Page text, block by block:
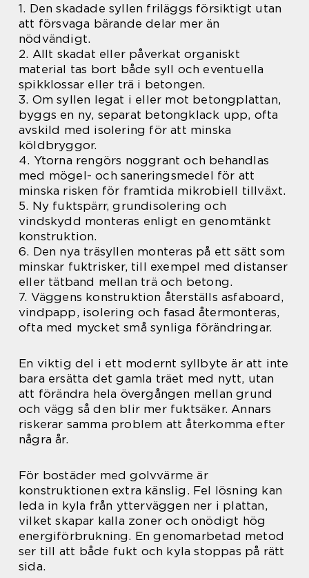
1. Den skadade syllen friläggs försiktigt utan
att försvaga bärande delar mer än
nödvändigt.
2. Allt skadat eller påverkat organiskt
material tas bort både syll och eventuella
spikklossar eller trä i betongen.
3. Om syllen legat i eller mot betongplattan,
byggs en ny, separat betongklack upp, ofta
avskild med isolering för att minska
köldbryggor.
4. Ytorna rengörs noggrant och behandlas
med mögel- och saneringsmedel för att
minska risken för framtida mikrobiell tillväxt.
5. Ny fuktspärr, grundisolering och
vindskydd monteras enligt en genomtänkt
konstruktion.
6. Den nya träsyllen monteras på ett sätt som
minskar fuktrisker, till exempel med distanser
eller tätband mellan trä och betong.
7. Väggens konstruktion återställs asfaboard,
vindpapp, isolering och fasad återmonteras,
ofta med mycket små synliga förändringar.
En viktig del i ett modernt syllbyte är att inte
bara ersätta det gamla träet med nytt, utan
att förändra hela övergången mellan grund
och vägg så den blir mer fuktsäker. Annars
riskerar samma problem att återkomma efter
några år.
För bostäder med golvvärme är
konstruktionen extra känslig. Fel lösning kan
leda in kyla från ytterväggen ner i plattan,
vilket skapar kalla zoner och onödigt hög
energiförbrukning. En genomarbetad metod
ser till att både fukt och kyla stoppas på rätt
sida.